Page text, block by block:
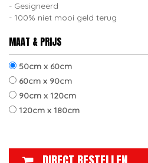
Gesigneerd
100% niet mooi geld terug
MAAT & PRIJS
50cm x 60cm
60cm x 90cm
90cm x 120cm
120cm x 180cm